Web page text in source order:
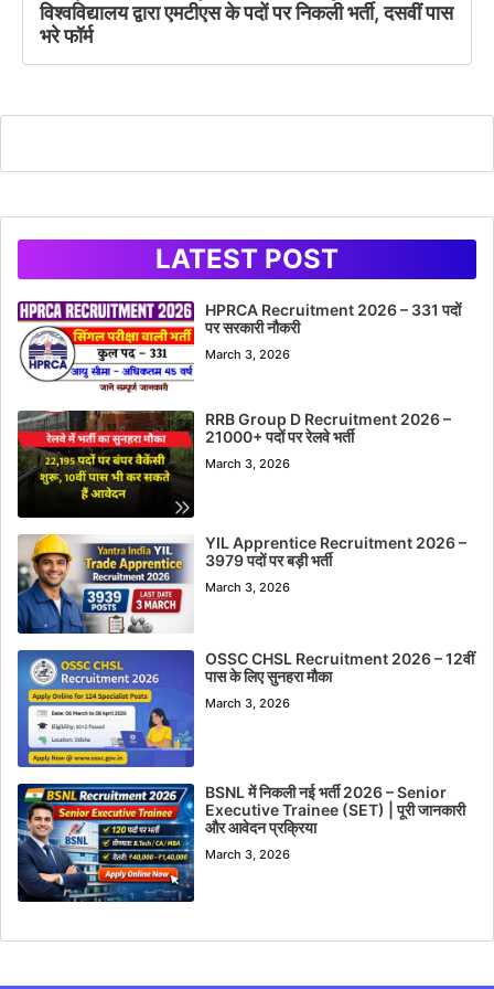
विश्वविद्यालय द्वारा एमटीएस के पदों पर निकली भर्ती, दसवीं पास
भरे फॉर्म
LATEST POST
HPRCA Recruitment 2026 – 331 पदों
पर सरकारी नौकरी
March 3, 2026
RRB Group D Recruitment 2026 –
21000+ पदों पर रेलवे भर्ती
March 3, 2026
YIL Apprentice Recruitment 2026 –
3979 पदों पर बड़ी भर्ती
March 3, 2026
OSSC CHSL Recruitment 2026 – 12वीं
पास के लिए सुनहरा मौका
March 3, 2026
BSNL में निकली नई भर्ती 2026 – Senior
Executive Trainee (SET) | पूरी जानकारी
और आवेदन प्रक्रिया
March 3, 2026